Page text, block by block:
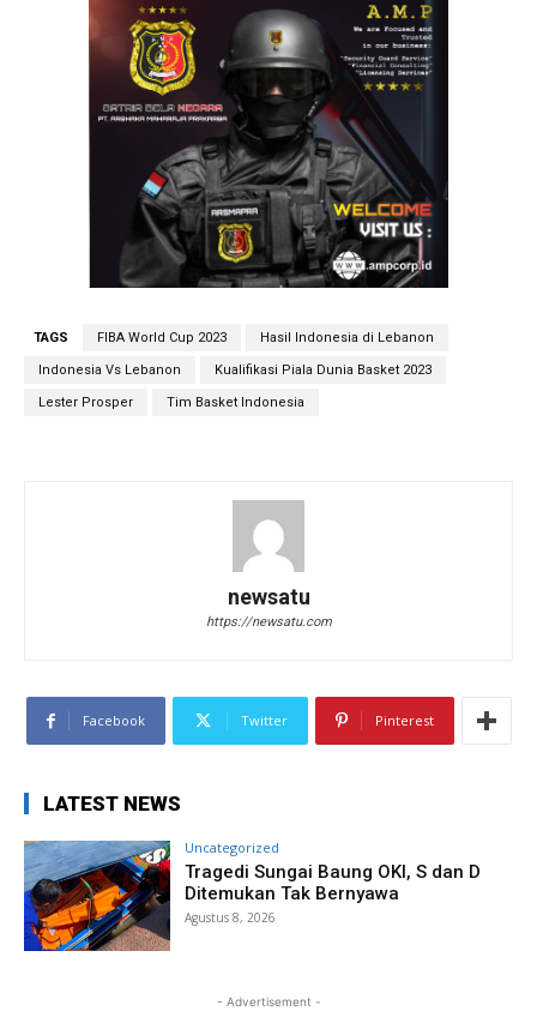
TAGS FIBA World Cup 2023 Hasil Indonesia di Lebanon
Indonesia Vs Lebanon Kualifikasi Piala Dunia Basket 2023
Lester Prosper Tim Basket Indonesia
newsatu
https://newsatu.com
Facebook Twitter Pinterest
LATEST NEWS
Uncategorized
Tragedi Sungai Baung OKI, S dan D
Ditemukan Tak Bernyawa
Agustus 8, 2026
- Advertisement -